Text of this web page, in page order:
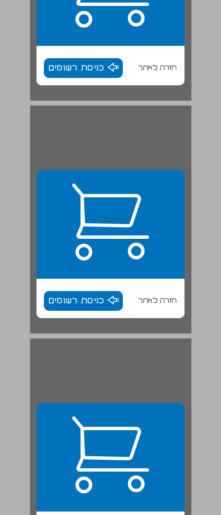
חזרה לאתר כניסת רשומים
פרק ראשון: אזרחות ושירות צבאי ... 21
חזרה לאתר כניסת רשומים